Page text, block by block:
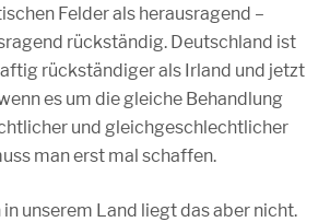
Felder als herausragend –
rückständig. Deutschland ist
rückständiger als Irland und jetzt
es um die gleiche Behandlung
und gleichgeschlechtlicher
man erst mal schaffen.
unserem Land liegt das aber nicht.